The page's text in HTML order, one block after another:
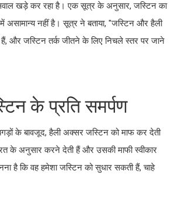
सवाल खड़े कर रहा है। एक सूत्र के अनुसार, जस्टिन का
में असामान्य नहीं है। सूत्र ने बताया, "जस्टिन और हैली
और जस्टिन तर्क जीतने के लिए निचले स्तर पर जाने
के प्रति समर्पण
के बावजूद, हैली अक्सर जस्टिन को माफ कर देती
के अनुसार करने देती हैं और उसकी माफी स्वीकार
है कि वह हमेशा जस्टिन को सुधार सकती हैं, चाहे